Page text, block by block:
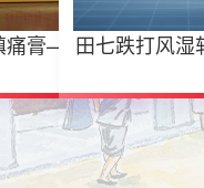
痛膏——产品田七跌打风